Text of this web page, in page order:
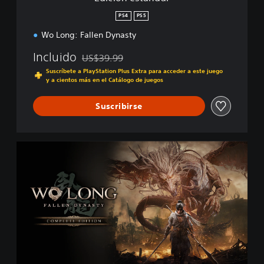
PS4 PS5
Wo Long: Fallen Dynasty
Incluido Rebajado del precio original de US$39.99
US$39.99
Suscríbete a PlayStation Plus Extra para acceder a este juego
y a cientos más en el Catálogo de juegos
Suscribirse